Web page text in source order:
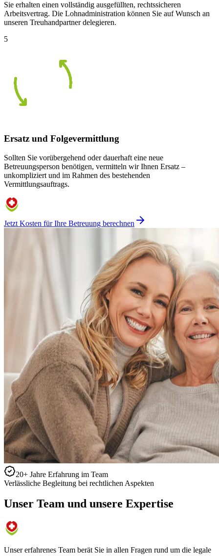
Sie erhalten einen vollständig ausgefüllten, rechtssicheren
Arbeitsvertrag. Die Lohnadministration können Sie auf Wunsch an
unseren Treuhandpartner delegieren.
5
Ersatz und Folgevermittlung
Sollten Sie vorübergehend oder dauerhaft eine neue
Betreuungsperson benötigen, vermitteln wir Ihnen Ersatz –
unkompliziert und im Rahmen des bestehenden
Vermittlungsauftrags.
Jetzt Kosten für Ihre Betreuung berechnen
20+ Jahre Erfahrung im Team
Verlässliche Begleitung bei rechtlichen Aspekten
Unser Team und unsere Expertise
Unser erfahrenes Team berät Sie in allen Fragen rund um die legale